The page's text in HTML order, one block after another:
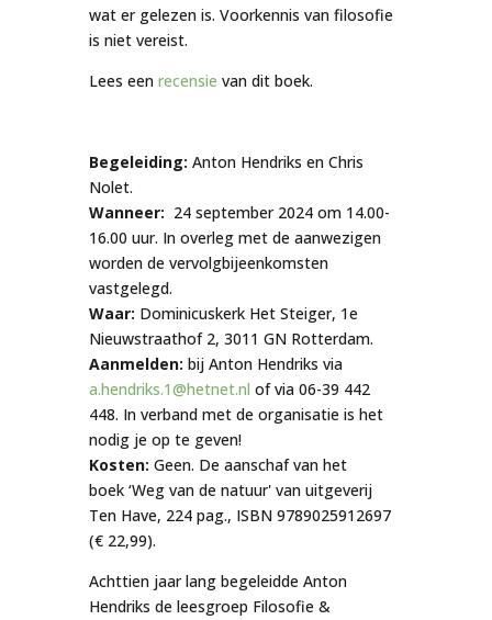
wat er gelezen is. Voorkennis van filosofie
is niet vereist.
Lees een recensie van dit boek.
Begeleiding: Anton Hendriks en Chris
Nolet.
Wanneer: 24 september 2024 om 14.00-
16.00 uur. In overleg met de aanwezigen
worden de vervolgbijeenkomsten
vastgelegd.
Waar: Dominicuskerk Het Steiger, 1e
Nieuwstraathof 2, 3011 GN Rotterdam.
Aanmelden: bij Anton Hendriks via
a.hendriks.1@hetnet.nl of via 06-39 442
448. In verband met de organisatie is het
nodig je op te geven!
Kosten: Geen. De aanschaf van het
boek ‘Weg van de natuur'van uitgeverij
Ten Have, 224 pag., ISBN 9789025912697
(€ 22,99).
Achttien jaar lang begeleidde Anton
Hendriks de leesgroep Filosofie &